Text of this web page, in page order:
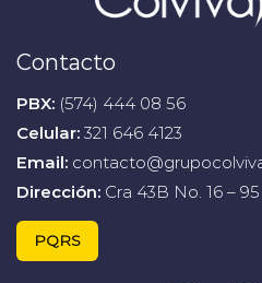
Contacto
PBX: (574) 444 08 56
Celular: 321 646 4123
Email:
Dirección: Cra 43B No. 16 –
PQRS